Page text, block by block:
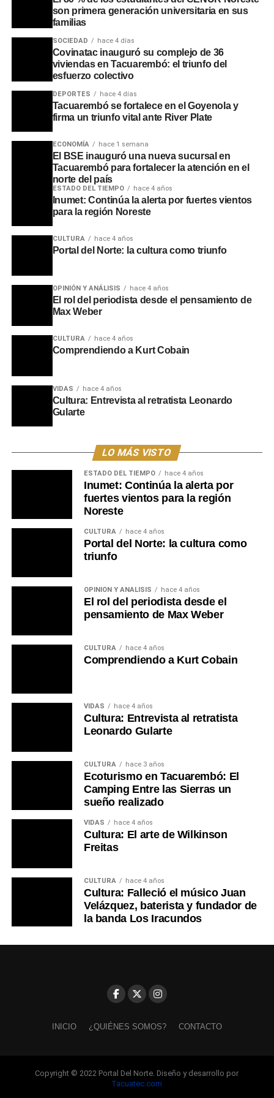
son primera generación universitaria en sus
familias
SOCIEDAD hace 4 días
Covinatac inauguró su complejo de 36
viviendas en Tacuarembó: el triunfo del
esfuerzo colectivo
DEPORTES hace 4 días
Tacuarembó se fortalece en el Goyenola y
firma un triunfo vital ante River Plate
ECONOMÍA hace 1 semana
El BSE inauguró una nueva sucursal en
Tacuarembó para fortalecer la atención en el
norte del país
ESTADO DEL TIEMPO hace 4 años
Inumet: Continúa la alerta por fuertes vientos
para la región Noreste
CULTURA hace 4 años
Portal del Norte: la cultura como triunfo
OPINIÓN Y ANÁLISIS hace 4 años
El rol del periodista desde el pensamiento de
Max Weber
CULTURA hace 4 años
Comprendiendo a Kurt Cobain
VIDAS hace 4 años
Cultura: Entrevista al retratista Leonardo
Gularte
LO MÁS VISTO
ESTADO DEL TIEMPO hace 4 años
Inumet: Continúa la alerta por
fuertes vientos para la región
Noreste
CULTURA hace 4 años
Portal del Norte: la cultura como
triunfo
OPINIÓN Y ANÁLISIS hace 4 años
El rol del periodista desde el
pensamiento de Max Weber
CULTURA hace 4 años
Comprendiendo a Kurt Cobain
VIDAS hace 4 años
Cultura: Entrevista al retratista
Leonardo Gularte
CULTURA hace 3 años
Ecoturismo en Tacuarembó: El
Camping Entre las Sierras un
sueño realizado
VIDAS hace 4 años
Cultura: El arte de Wilkinson
Freitas
CULTURA hace 4 años
Cultura: Falleció el músico Juan
Velázquez, baterista y fundador de
la banda Los Iracundos
INICIO ¿QUIÉNES SOMOS? CONTACTO
Copyright © 2022 Portal Del Norte. Diseño y desarrollo por
Tacuatec.com